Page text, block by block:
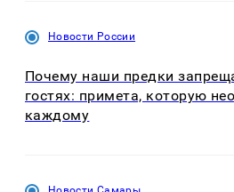
Новости России
Почему наши предки
гостях: примета, которую
каждому